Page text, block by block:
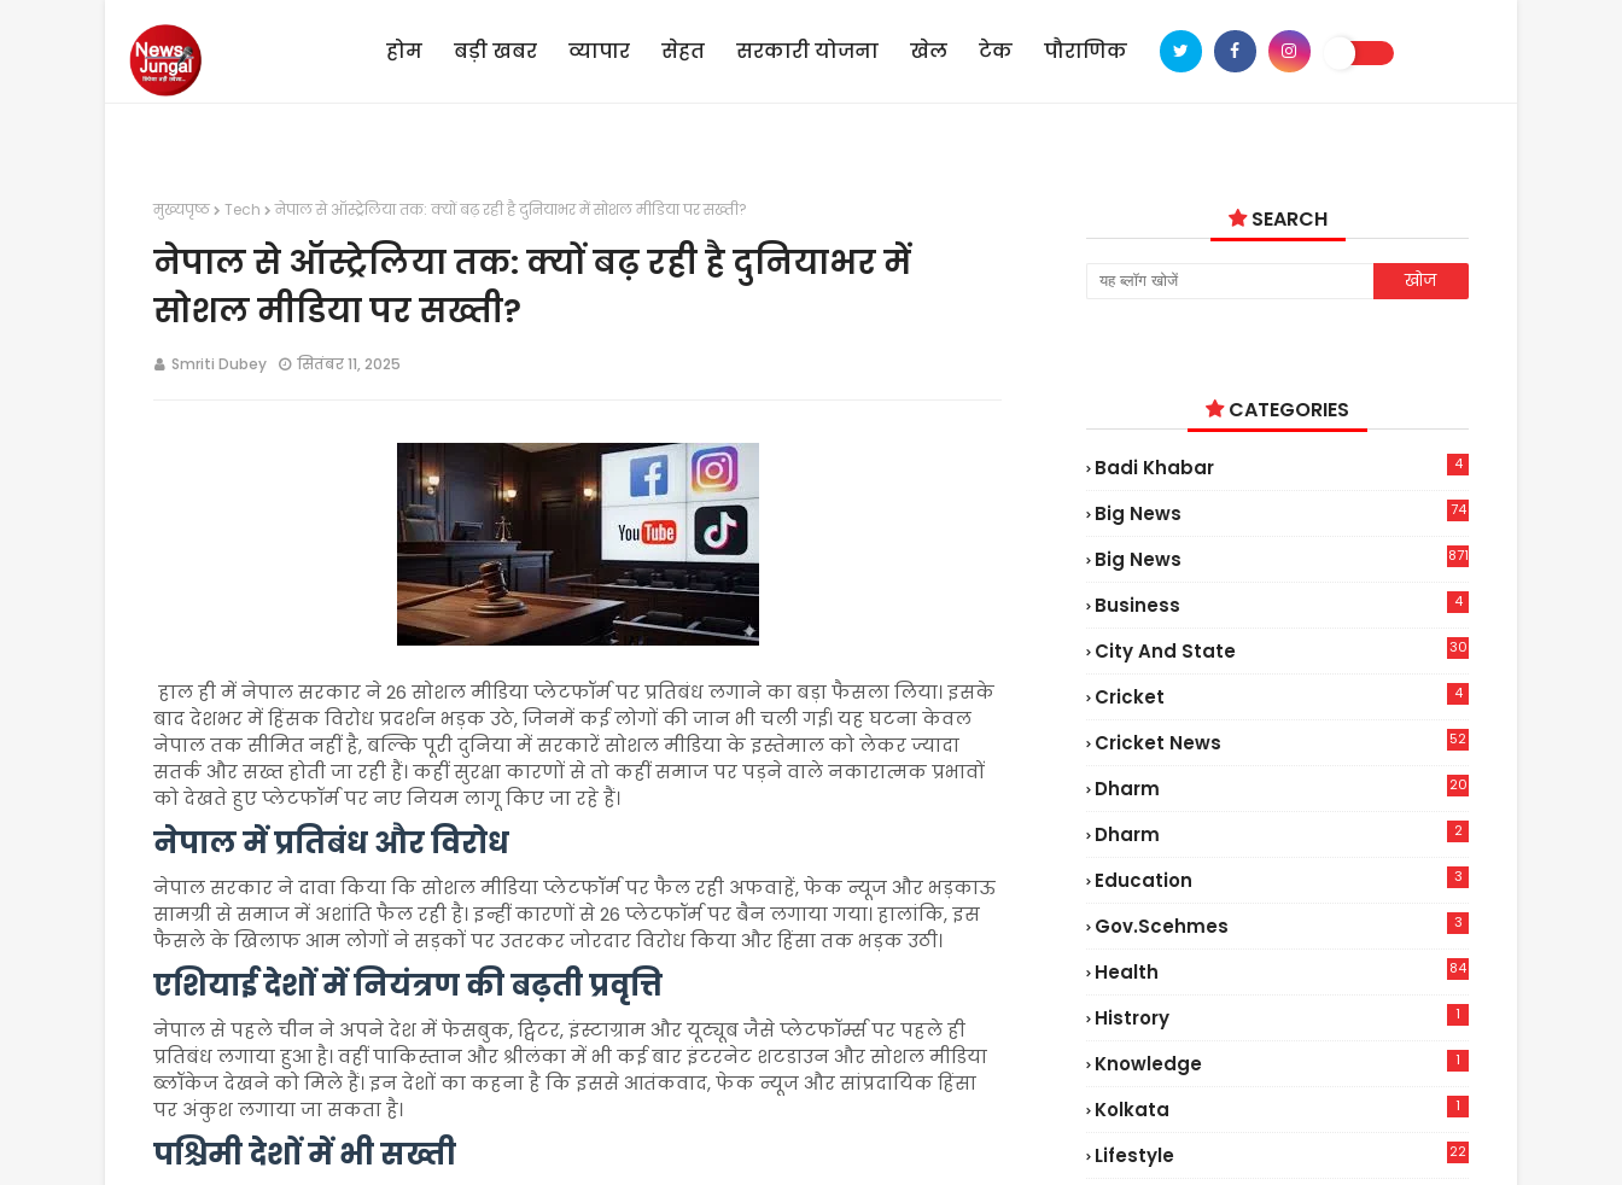
होम बड़ी खबर व्यापार सेहत सरकारी योजना खेल टेक पौराणिक
मुख्यपृष्ठ Tech नेपाल से ऑस्ट्रेलिया तक: क्यों बढ़ रही है दुनियाभर में सोशल मीडिया पर सख्ती?
नेपाल से ऑस्ट्रेलिया तक: क्यों बढ़ रही है दुनियाभर में
सोशल मीडिया पर सख्ती?
Smriti Dubey सितंबर 11, 2025
हाल ही में नेपाल सरकार ने 26 सोशल मीडिया प्लेटफॉर्म पर प्रतिबंध लगाने का बड़ा फैसला लिया। इसके
बाद देशभर में हिंसक विरोध प्रदर्शन भड़क उठे, जिनमें कई लोगों की जान भी चली गई। यह घटना केवल
नेपाल तक सीमित नहीं है, बल्कि पूरी दुनिया में सरकारें सोशल मीडिया के इस्तेमाल को लेकर ज्यादा
सतर्क और सख्त होती जा रही हैं। कहीं सुरक्षा कारणों से तो कहीं समाज पर पड़ने वाले नकारात्मक प्रभावों
को देखते हुए प्लेटफॉर्म पर नए नियम लागू किए जा रहे हैं।
नेपाल में प्रतिबंध और विरोध
नेपाल सरकार ने दावा किया कि सोशल मीडिया प्लेटफॉर्म पर फैल रही अफवाहें, फेक न्यूज और भड़काऊ
सामग्री से समाज में अशांति फैल रही है। इन्हीं कारणों से 26 प्लेटफॉर्म पर बैन लगाया गया। हालांकि, इस
फैसले के खिलाफ आम लोगों ने सड़कों पर उतरकर जोरदार विरोध किया और हिंसा तक भड़क उठी।
एशियाई देशों में नियंत्रण की बढ़ती प्रवृत्ति
नेपाल से पहले चीन ने अपने देश में फेसबुक, ट्विटर, इंस्टाग्राम और यूट्यूब जैसे प्लेटफॉर्म्स पर पहले ही
प्रतिबंध लगाया हुआ है। वहीं पाकिस्तान और श्रीलंका में भी कई बार इंटरनेट शटडाउन और सोशल मीडिया
ब्लॉकेज देखने को मिले हैं। इन देशों का कहना है कि इससे आतंकवाद, फेक न्यूज और सांप्रदायिक हिंसा
पर अंकुश लगाया जा सकता है।
पश्चिमी देशों में भी सख्ती
SEARCH
CATEGORIES
Badi Khabar 4
Big News
74
Big News 871
Business 4
City And State 30
Cricket 4
Cricket News
52
Dharm 20
Dharm 2
Education 3
Gov.scehmes 3
Health
84
Histrory 1
Knowledge 1
Kolkata 1
Lifestyle
22